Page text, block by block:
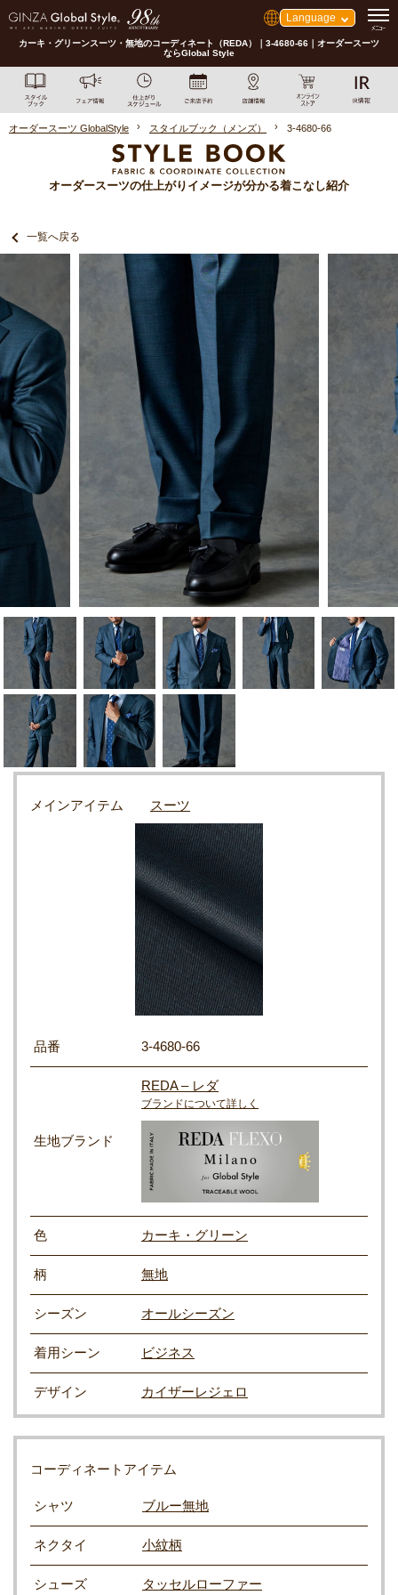
Language
カーキ・グリーンスーツ・無地のコーディネート（REDA）｜3-4680-66｜オーダースーツ
ならGlobal Style
オーダースーツ GlobalStyle スタイルブック（メンズ） 3-4680-66
オーダースーツの仕上がりイメージが分かる着こなし紹介
一覧へ戻る
メインアイテム スーツ
品番 3-4680-66
生地ブランド
REDA – レダ
ブランドについて詳しく
色 カーキ・グリーン
柄 無地
シーズン オールシーズン
着用シーン ビジネス
デザイン カイザーレジェロ
コーディネートアイテム
シャツ ブルー無地
ネクタイ 小紋柄
シューズ タッセルローファー